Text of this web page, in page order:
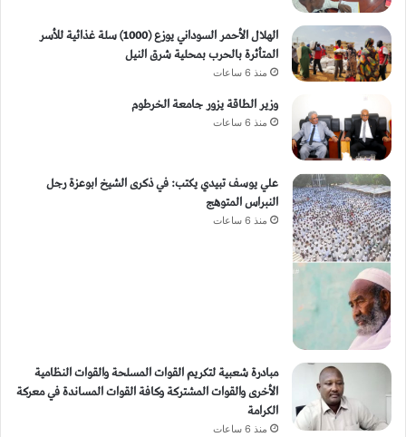
الهلال الأحمر السوداني يوزع (1000) سلة غذائية للأسر
المتأثرة بالحرب بمحلية شرق النيل
منذ 6 ساعات
وزير الطاقة يزور جامعة الخرطوم
منذ 6 ساعات
علي يوسف تبيدي يكتب: في ذكرى الشيخ ابوعزة رجل
النبراس المتوهج
منذ 6 ساعات
مبادرة شعبية لتكريم القوات المسلحة والقوات النظامية
الأخرى والقوات المشتركة وكافة القوات المساندة في معركة
الكرامة
منذ 6 ساعات